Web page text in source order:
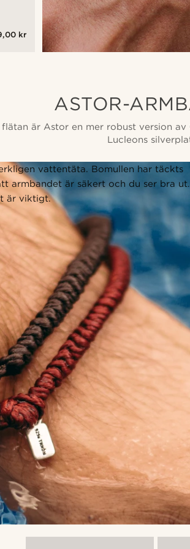
kr
ASTOR-
är Astor en mer robust version
Lucleons
vattentäta. Bomullen har täckts
armbandet är säkert och du ser bra
är viktigt.